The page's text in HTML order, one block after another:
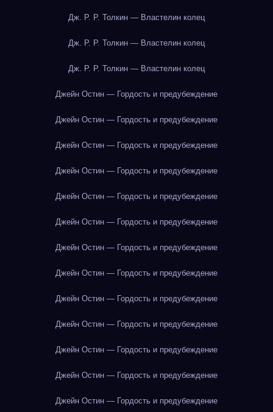
Дж. Р. Р. Толкин — Властелин колец
Дж. Р. Р. Толкин — Властелин колец
Дж. Р. Р. Толкин — Властелин колец
Джейн Остин — Гордость и предубеждение
Джейн Остин — Гордость и предубеждение
Джейн Остин — Гордость и предубеждение
Джейн Остин — Гордость и предубеждение
Джейн Остин — Гордость и предубеждение
Джейн Остин — Гордость и предубеждение
Джейн Остин — Гордость и предубеждение
Джейн Остин — Гордость и предубеждение
Джейн Остин — Гордость и предубеждение
Джейн Остин — Гордость и предубеждение
Джейн Остин — Гордость и предубеждение
Джейн Остин — Гордость и предубеждение
Джейн Остин — Гордость и предубеждение